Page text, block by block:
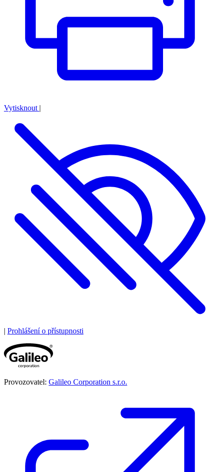
Vytisknout |
| Prohlášení o přístupnosti
Provozovatel: Galileo Corporation s.r.o.